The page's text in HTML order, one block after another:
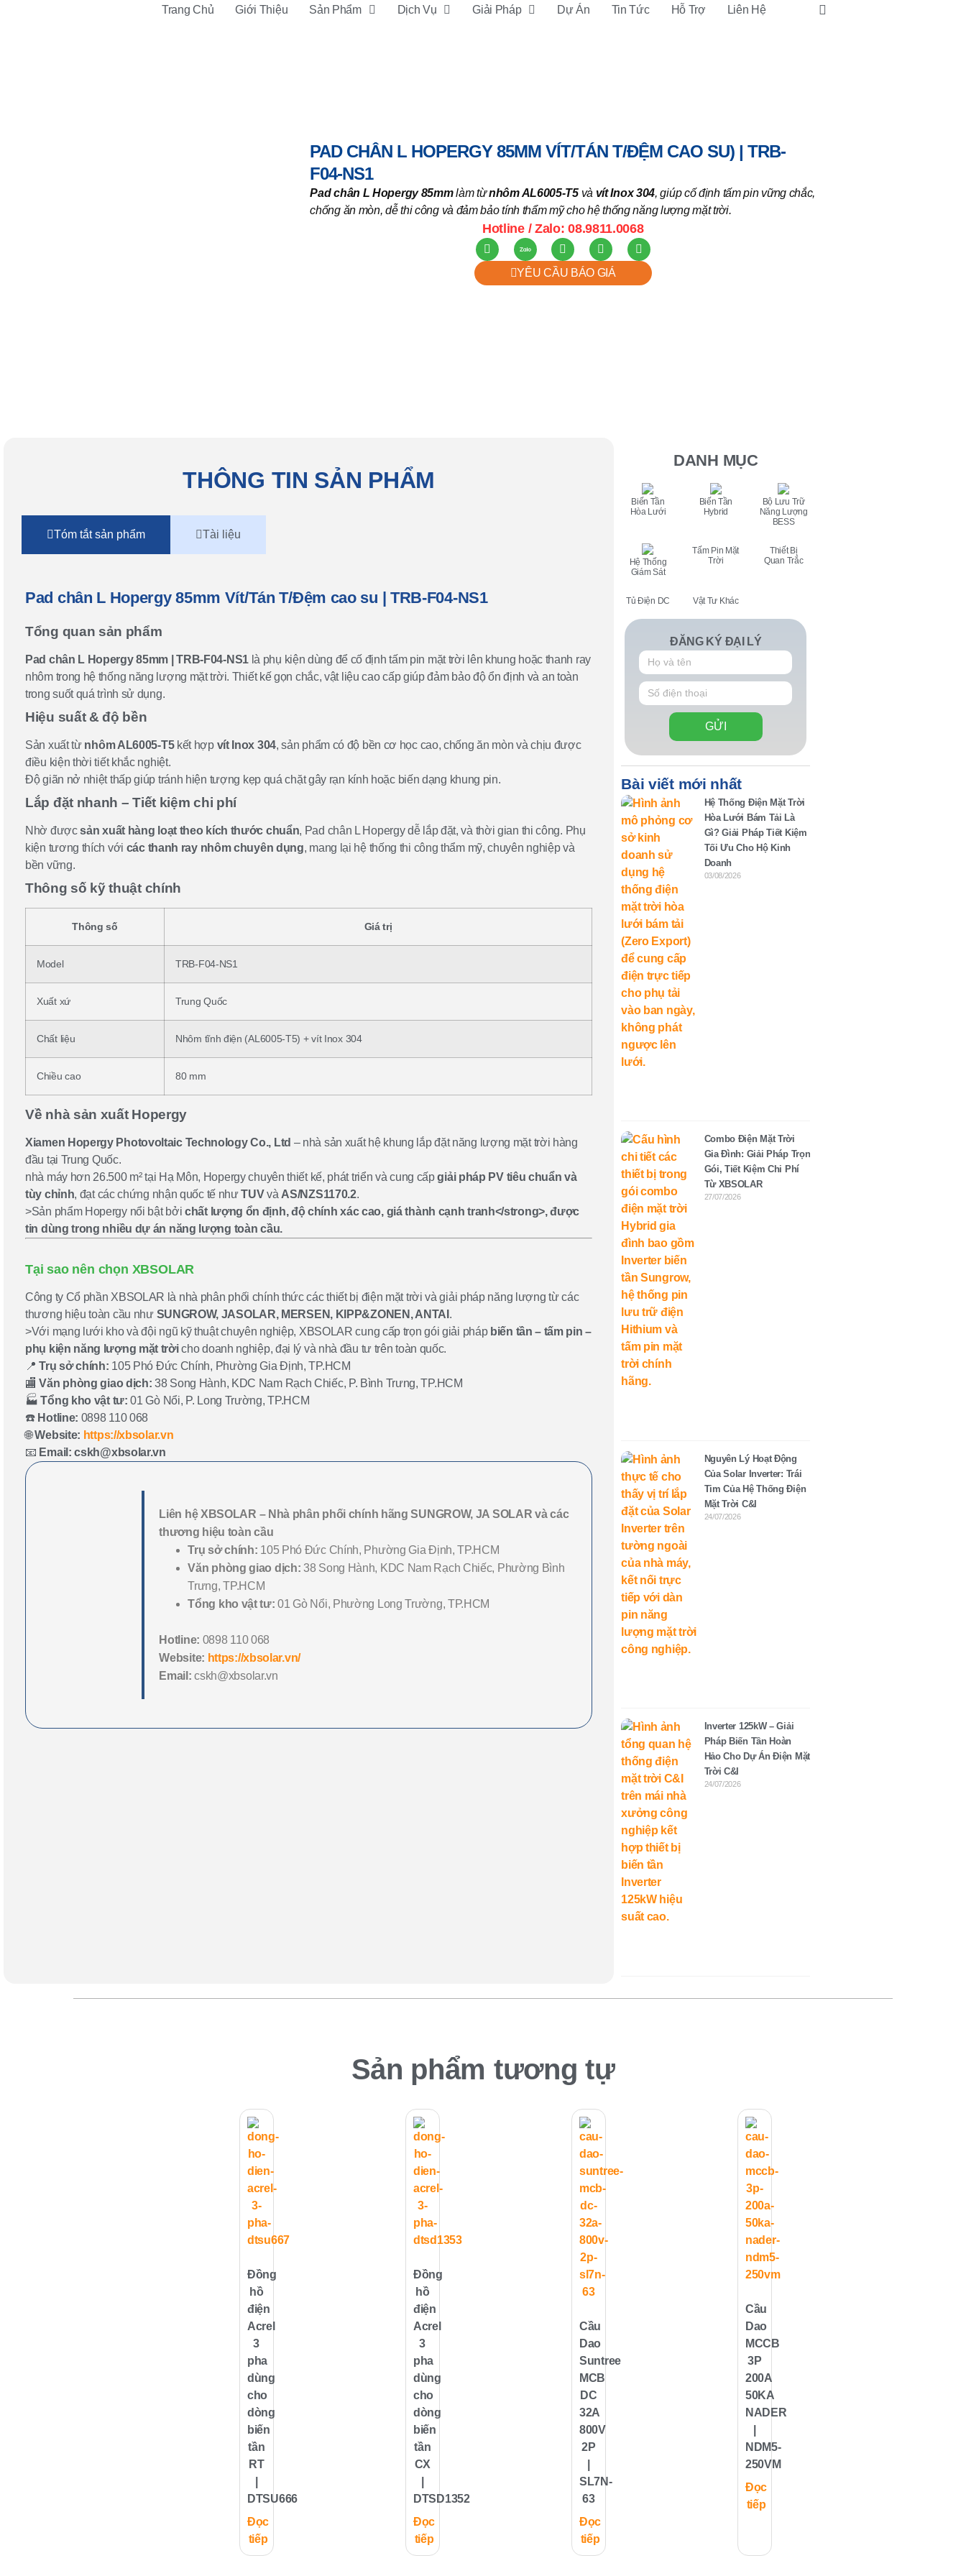
Trang Chủ Giới Thiệu Sản Phẩm Dịch Vụ Giải Pháp Dự Án Tin Tức Hỗ Trợ Liên Hệ
PAD CHÂN L HOPERGY 85MM VÍT/TÁN T/ĐỆM CAO SU) | TRB-
F04-NS1
Pad chân L Hopergy 85mmlàm từnhôm AL6005-T5và vít Inox 304, giúp cố định tấm pin vững chắc,
chống ăn mòn, dễ thi công và đảm bảo tính thẩm mỹ cho hệ thống năng lượng mặt trời.
Hotline / Zalo: 08.9811.0068
YÊU CẦU BÁO GIÁ
THÔNG TIN SẢN PHẨM
Tóm tắt sản phẩm Tài liệu
Pad chân L Hopergy 85mm Vít/Tán T/Đệm cao su | TRB-F04-NS1
Tổng quan sản phẩm
Pad chân L Hopergy 85mm | TRB-F04-NS1là phụ kiện dùng để cố định tấm pin mặt trời lên khung hoặc thanh ray
nhôm trong hệ thống năng lượng mặt trời. Thiết kế gọn chắc, vật liệu cao cấp giúp đảm bảo độ ổn định và an toàn
trong suốt quá trình sử dụng.
Hiệu suất & độ bền
Sản xuất từ nhôm AL6005-T5kết hợp vít Inox 304, sản phẩm có độ bền cơ học cao, chống ăn mòn và chịu được
điều kiện thời tiết khắc nghiệt.
Độ giãn nở nhiệt thấp giúp tránh hiện tượng kẹp quá chặt gây rạn kính hoặc biến dạng khung pin.
Lắp đặt nhanh – Tiết kiệm chi phí
Nhờ đượcsản xuất hàng loạt theo kích thước chuẩn, Pad chân L Hopergy dễ lắp đặt, và thời gian thi công. Phụ
kiện tương thích với các thanh ray nhôm chuyên dụng, mang lại hệ thống thi công thẩm mỹ, chuyên nghiệp và
bền vững.
Thông số kỹ thuật chính
Thông số Giá trị
Model TRB-F04-NS1
Xuất xứ Trung Quốc
Chất liệu Nhôm tĩnh điện (AL6005-T5) + vít Inox 304
Chiều cao 80 mm
Về nhà sản xuất Hopergy
Xiamen Hopergy Photovoltaic Technology Co., Ltd – nhà sản xuất hệ khung lắp đặt năng lượng mặt trời hàng
đầu tại Trung Quốc.
nhà máy hơn 26.500 m² tại Hạ Môn, Hopergy chuyên thiết kế, phát triển và cung cấpgiải pháp PV tiêu chuẩn và
tùy chỉnh, đạt các chứng nhận quốc tế nhưTUVvà AS/NZS1170.2.
>Sản phẩm Hopergy nổi bật bởi chất lượng ổn định, độ chính xác cao, giá thành cạnh tranh</strong>, được
tin dùng trong nhiều dự án năng lượng toàn cầu.
Tại sao nên chọn XBSOLAR
Công ty Cổ phần XBSOLAR là nhà phân phối chính thức các thiết bị điện mặt trời và giải pháp năng lượng từ các
thương hiệu toàn cầu như SUNGROW, JASOLAR, MERSEN, KIPP&ZONEN, ANTAI .
>Với mạng lưới kho và đội ngũ kỹ thuật chuyên nghiệp, XBSOLAR cung cấp trọn gói giải pháp biến tần – tấm pin –
phụ kiện năng lượng mặt trờicho doanh nghiệp, đại lý và nhà đầu tư trên toàn quốc.
📍Trụ sở chính: 105 Phó Đức Chính, Phường Gia Định, TP.HCM
🏬Văn phòng giao dịch: 38 Song Hành, KDC Nam Rạch Chiếc, P. Bình Trưng, TP.HCM
🏭Tổng kho vật tư: 01 Gò Nổi, P. Long Trường, TP.HCM
☎️ Hotline: 0898 110 068
🌐Website: https://xbsolar.vn
📧 Email: cskh@xbsolar.vn
Liên hệ XBSOLAR – Nhà phân phối chính hãng SUNGROW, JA SOLAR và các
thương hiệu toàn cầu
Trụ sở chính: 105 Phó Đức Chính, Phường Gia Định, TP.HCM
Văn phòng giao dịch: 38 Song Hành, KDC Nam Rạch Chiếc, Phường Bình
Trưng, TP.HCM
Tổng kho vật tư: 01 Gò Nổi, Phường Long Trường, TP.HCM
Hotline: 0898 110 068
Website: https://xbsolar.vn/
Email: cskh@xbsolar.vn
DANH MỤC
Biến Tần
Hòa Lưới
Biến Tần
Hybrid
Bộ Lưu Trữ
Năng Lượng
BESS
Hệ Thống
Giám Sát
Tấm Pin Mặt
Trời
Thiết Bị
Quan Trắc
Tủ Điện DC Vật Tư Khác
ĐĂNG KÝ ĐẠI LÝ
GỬI
Bài viết mới nhất
Hệ Thống Điện Mặt Trời
Hòa Lưới Bám Tải Là
Gì? Giải Pháp Tiết Kiệm
Tối Ưu Cho Hộ Kinh
Doanh
03/08/2026
Combo Điện Mặt Trời
Gia Đình: Giải Pháp Trọn
Gói, Tiết Kiệm Chi Phí
Từ XBSOLAR
27/07/2026
Nguyên Lý Hoạt Động
Của Solar Inverter: Trái
Tim Của Hệ Thống Điện
Mặt Trời C&I
24/07/2026
Inverter 125kW – Giải
Pháp Biến Tần Hoàn
Hảo Cho Dự Án Điện Mặt
Trời C&I
24/07/2026
Sản phẩm tương tự
Đồng
hồ
điện
Acrel
3
pha
dùng
cho
dòng
biến
tần
RT
DTSU666
Đọc
tiếp
Đồng
hồ
điện
Acrel
3
pha
dùng
cho
dòng
biến
tần
CX
DTSD1352
Đọc
tiếp
Cầu
Dao
Suntree
MCB
DC
32A
800V
2P
SL7N-
63
Đọc
tiếp
Cầu
Dao
MCCB
3P
200A
50KA
NADER
NDM5-
250VM
Đọc
tiếp